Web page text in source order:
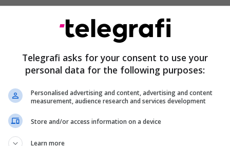
një disfatë ligjore, ky është një falimentim i
moral i politikës së tradhtisë së Vuçiqit”, është
veprimet në veri të Kosovës janë shndërruar,
politike dhe ekonomike”, ndërsa qytetarët janë
se, pavarësisht dënimeve, një nga figurat
Telegrafi asks for your consent to use your
personal data for the following purposes:
Personalised advertising and content, advertising and content
measurement, audience research and services development
Store and/or access information on a device
Learn more